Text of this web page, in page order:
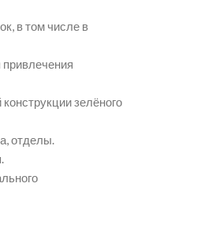
в том числе в
зелёного
отделы.